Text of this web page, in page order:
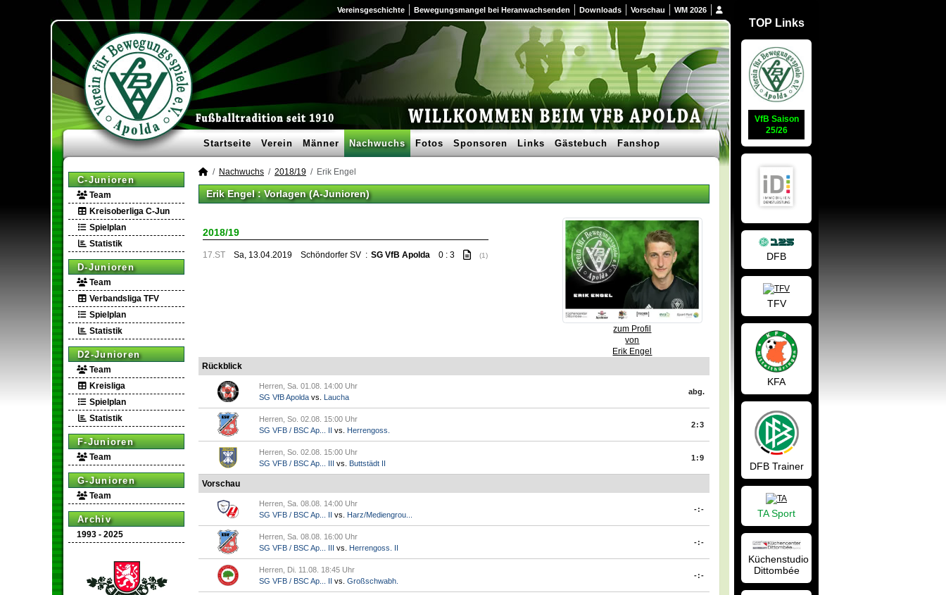
Vereinsgeschichte Bewegungsmangel bei Heranwachsenden Downloads Vorschau WM 2026
Startseite Verein Männer Nachwuchs Fotos Sponsoren Links Gästebuch Fanshop
C-Junioren
Team
Kreisoberliga C-Jun
Spielplan
Statistik
D-Junioren
Team
Verbandsliga TFV
Spielplan
Statistik
D2-Junioren
Team
Kreisliga
Spielplan
Statistik
F-Junioren
Team
G-Junioren
Team
Archiv
1993 - 2025
Nachwuchs 2018/19 Erik Engel
Erik Engel : Vorlagen (A-Junioren)
zum Profil
von
Erik Engel
2018/19
17.ST Sa, 13.04.2019 Schöndorfer SV : SG VfB Apolda 0 : 3 (1)
Rückblick
Herren, Sa. 01.08. 14:00 Uhr
SG VfB Apolda vs. Laucha
abg.
Herren, So. 02.08. 15:00 Uhr
SG VFB / BSC Ap... II vs. Herrengoss.
2:3
Herren, So. 02.08. 15:00 Uhr
SG VFB / BSC Ap... III vs. Buttstädt II
1:9
Vorschau
Herren, Sa. 08.08. 14:00 Uhr
SG VFB / BSC Ap... II vs. Harz/Mediengrou...
-:-
Herren, Sa. 08.08. 16:00 Uhr
SG VFB / BSC Ap... III vs. Herrengoss. II
-:-
Herren, Di. 11.08. 18:45 Uhr
SG VFB / BSC Ap... II vs. Großschwabh.
-:-
TOP Links
VfB Saison
25/26
DFB
TFV
KFA
DFB Trainer
TA Sport
Küchenstudio
Dittombée